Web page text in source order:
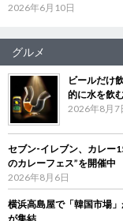
2026年6月10日
グルメ
ビールだけ
的に水を飲
2026年8月7
セブン‐イレブン、カレ
のカレーフェス”を開催中
2026年8月6日
横浜高島屋で「韓国市場
が集結